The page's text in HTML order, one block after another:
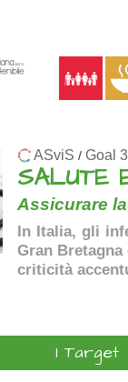
ASviS / Goal 3
SALUTE
Assicurare
In Italia, gli
Gran
criticità
I Target